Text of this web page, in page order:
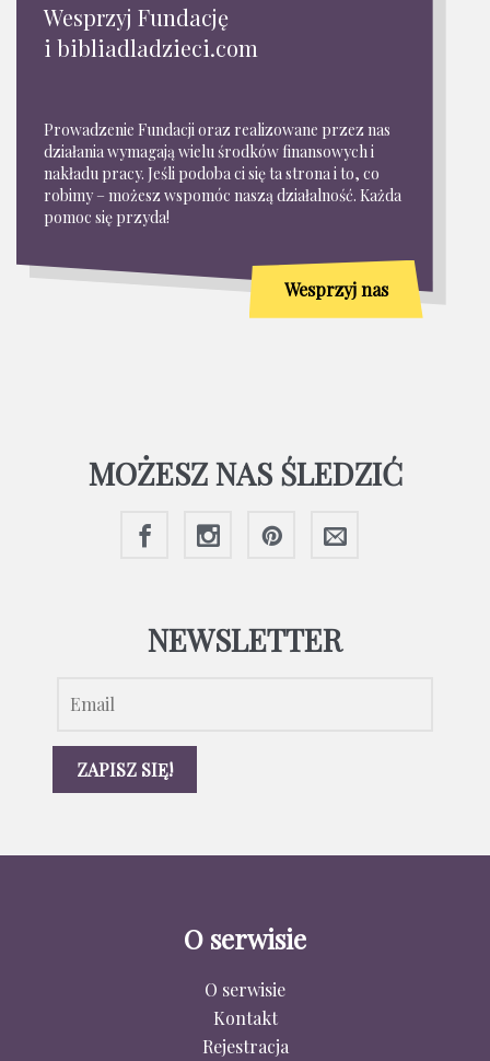
Wesprzyj Fundację
i bibliadladzieci.com
Prowadzenie Fundacji oraz realizowane przez nas
działania wymagają wielu środków finansowych i
nakładu pracy. Jeśli podoba ci się ta strona i to, co
robimy – możesz wspomóc naszą działalność. Każda
pomoc się przyda!
Wesprzyj nas
MOŻESZ NAS ŚLEDZIĆ
NEWSLETTER
O serwisie
O serwisie
Kontakt
Rejestracja